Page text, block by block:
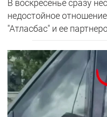
В воскресенье сразу
недостойное
"Атласбас" и ее